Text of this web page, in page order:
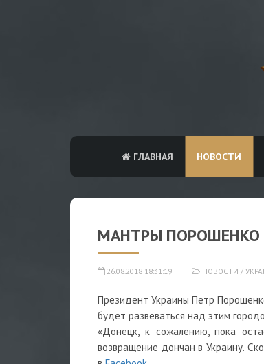
ГЛАВНАЯ НОВОСТИ
МАНТРЫ ПОРОШЕНКО
26.08.2018 18:31:19 НОВОСТИ /
Президент Украины Петр
будет развеваться над этим
«Донецк, к сожалению, пока
возвращение дончан в Украину.